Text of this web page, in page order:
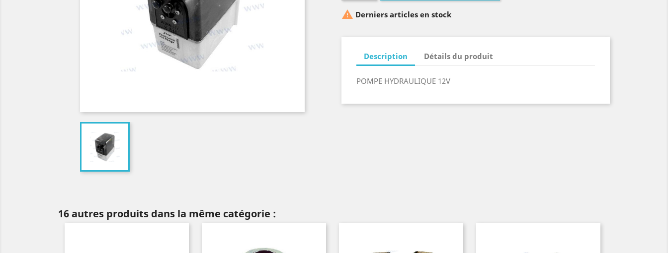
 Derniers articles en stock
Description Détails du produit
POMPE HYDRAULIQUE 12V
16 autres produits dans la même catégorie :